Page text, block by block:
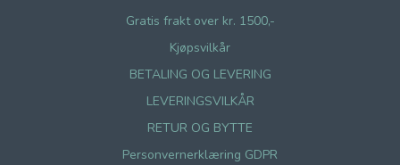
Gratis frakt over kr. 1500,-
Kjøpsvilkår
BETALING OG LEVERING
LEVERINGSVILKÅR
RETUR OG BYTTE
Personvernerklæring GDPR